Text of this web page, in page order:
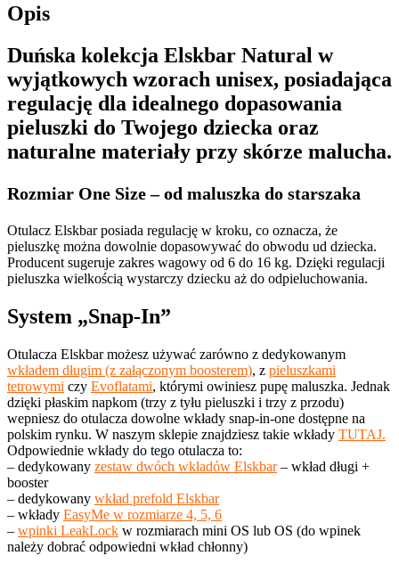
Opis
Duńska kolekcja Elskbar Natural w
wyjątkowych wzorach unisex, posiadająca
regulację dla idealnego dopasowania
pieluszki do Twojego dziecka oraz
naturalne materiały przy skórze malucha.
Rozmiar One Size – od maluszka do starszaka
Otulacz Elskbar posiada regulację w kroku, co oznacza, że
pieluszkę można dowolnie dopasowywać do obwodu ud dziecka.
Producent sugeruje zakres wagowy od 6 do 16 kg. Dzięki regulacji
pieluszka wielkością wystarczy dziecku aż do odpieluchowania.
System „Snap-In”
Otulacza Elskbar możesz używać zarówno z dedykowanym
wkładem długim (z załączonym boosterem), z pieluszkami
tetrowymi czy Evoflatami, którymi owiniesz pupę maluszka. Jednak
dzięki płaskim napkom (trzy z tyłu pieluszki i trzy z przodu)
wepniesz do otulacza dowolne wkłady snap-in-one dostępne na
polskim rynku. W naszym sklepie znajdziesz takie wkłady TUTAJ.
Odpowiednie wkłady do tego otulacza to:
– dedykowany zestaw dwóch wkładów Elskbar– wkład długi +
booster
– dedykowany wkład prefold Elskbar
– wkłady EasyMe w rozmiarze 4, 5, 6
– wpinki LeakLock w rozmiarach mini OS lub OS (do wpinek
należy dobrać odpowiedni wkład chłonny)